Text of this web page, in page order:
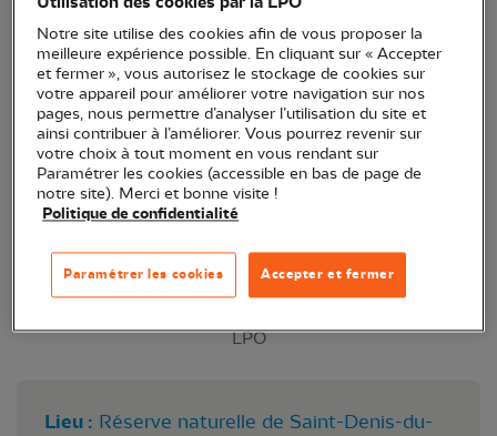
de très bonnes conditions.
LPO
Lieu : Réserve naturelle de Saint-Denis-du-
Notre site utilise des cookies afin de vous proposer la
meilleure expérience possible. En cliquant sur « Accepter
et fermer », vous autorisez le stockage de cookies sur
votre appareil pour améliorer votre navigation sur nos
pages, nous permettre d’analyser l’utilisation du site et
ainsi contribuer à l’améliorer. Vous pourrez revenir sur
votre choix à tout moment en vous rendant sur
Paramétrer les cookies (accessible en bas de page de
notre site). Merci et bonne visite !
Politique de confidentialité
Accepter et fermer
Paramétrer les cookies